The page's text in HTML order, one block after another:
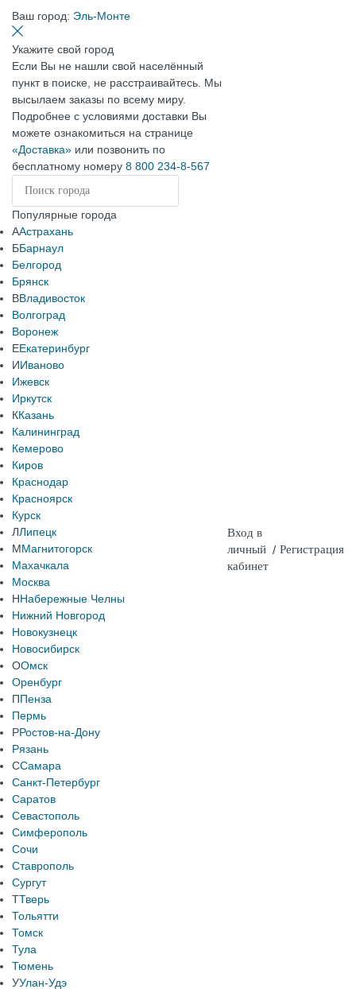
Ваш город: Эль-Монте
Укажите свой город
Если Вы не нашли свой населённый
пункт в поиске, не расстраивайтесь. Мы
высылаем заказы по всему миру.
Подробнее с условиями доставки Вы
можете ознакомиться на странице
«Доставка» или позвонить по
бесплатному номеру 8 800 234-8-567
Популярные города
ААстрахань
ББарнаул
Белгород
Брянск
ВВладивосток
Волгоград
Воронеж
ЕЕкатеринбург
ИИваново
Ижевск
Иркутск
ККазань
Калининград
Кемерово
Киров
Краснодар
Красноярск
Курск
ЛЛипецк
ММагнитогорск
Махачкала
Москва
ННабережные Челны
Нижний Новгород
Новокузнецк
Новосибирск
ООмск
Оренбург
ППенза
Пермь
РРостов-на-Дону
Рязань
ССамара
Санкт-Петербург
Саратов
Севастополь
Симферополь
Сочи
Ставрополь
Сургут
ТТверь
Тольятти
Томск
Тула
Тюмень
УУлан-Удэ
Вход в
личный
кабинет
/ Регистрация